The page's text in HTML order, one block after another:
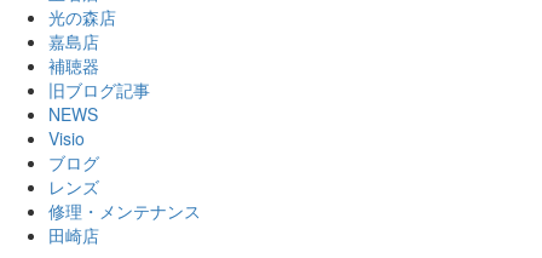
光の森店
嘉島店
補聴器
旧ブログ記事
NEWS
Visio
ブログ
レンズ
修理・メンテナンス
田崎店